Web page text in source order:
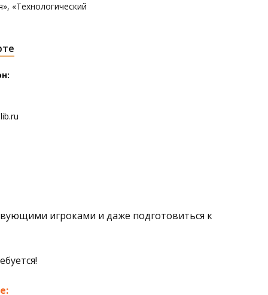
«Технологический
игроками и даже подготовиться к